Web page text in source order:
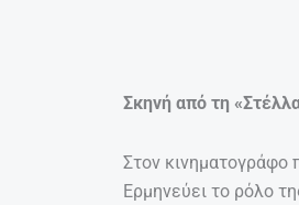
Σκηνή από τη
Στον κινηματογράφο
Ερμηνεύει το ρόλο